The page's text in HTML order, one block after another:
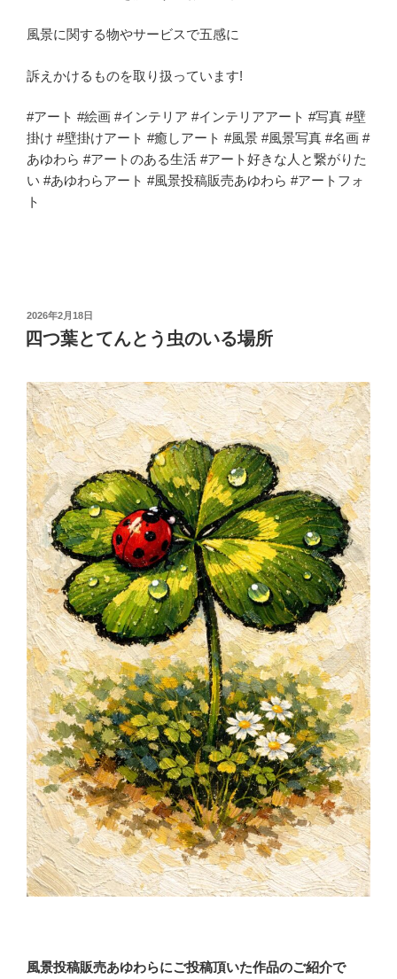
風景に関する物やサービスで五感に
訴えかけるものを取り扱っています!
#アート #絵画 #インテリア #インテリアアート #写真 #壁
掛け #壁掛けアート #癒しアート #風景 #風景写真 #名画 #
あゆわら #アートのある生活 #アート好きな人と繋がりた
い #あゆわらアート #風景投稿販売あゆわら #アートフォ
ト
投
稿
日:
2026年2月18日
四つ葉とてんとう虫のいる場所
風景投稿販売あゆわらにご投稿頂いた作品のご紹介で